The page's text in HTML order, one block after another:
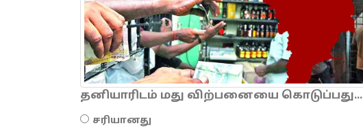
தனியாரிடம் மது விற்பனையை கொடுப்பது...
சரியானது